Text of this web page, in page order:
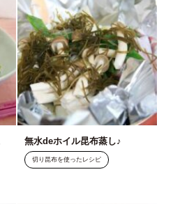
無水deホイル昆布蒸し♪
切り昆布を使ったレシピ